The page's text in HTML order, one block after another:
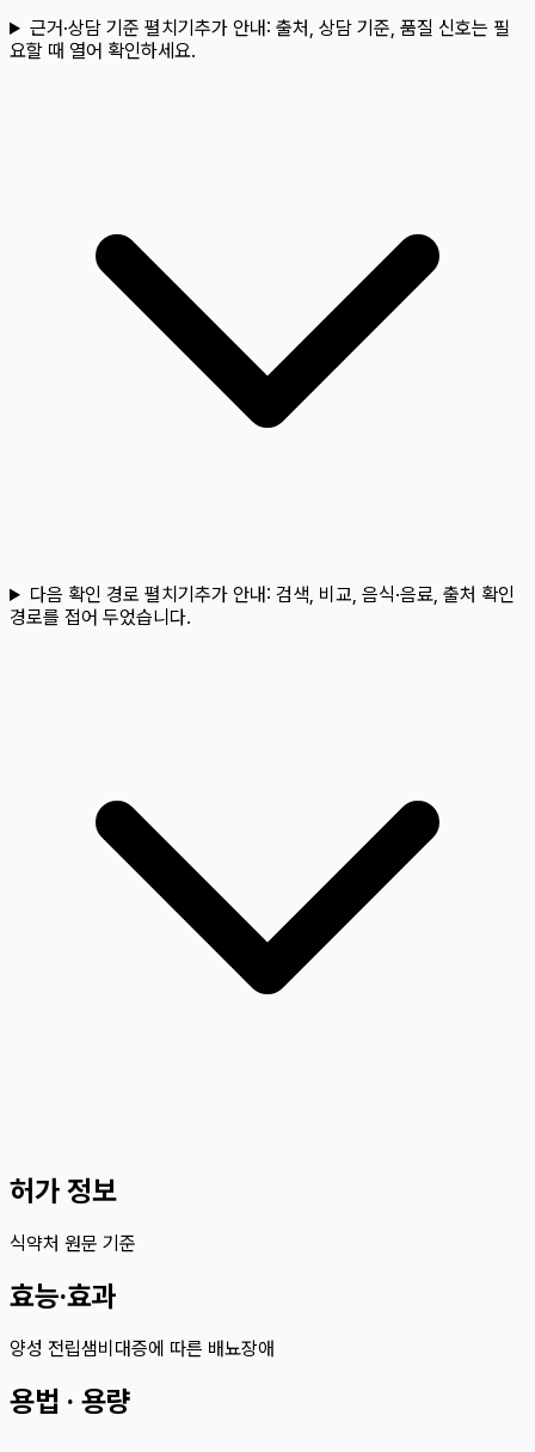
근거·상담 기준 펼치기추가 안내: 출처, 상담 기준, 품질 신호는 필
요할 때 열어 확인하세요.
다음 확인 경로 펼치기추가 안내: 검색, 비교, 음식·음료, 출처 확인
경로를 접어 두었습니다.
허가 정보
식약처 원문 기준
효능·효과
양성 전립샘비대증에 따른 배뇨장애
용법 · 용량